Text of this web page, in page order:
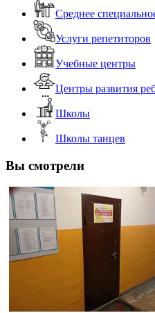
Среднее
Услуги репетиторов
Учебные центры
Центры развития
Школы
Школы танцев
Вы смотрели